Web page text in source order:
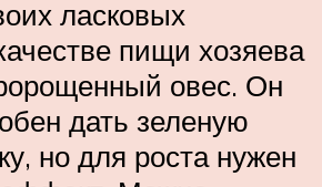
ласковых
пищи хозяева
овес. Он
дать зеленую
но для роста нужен